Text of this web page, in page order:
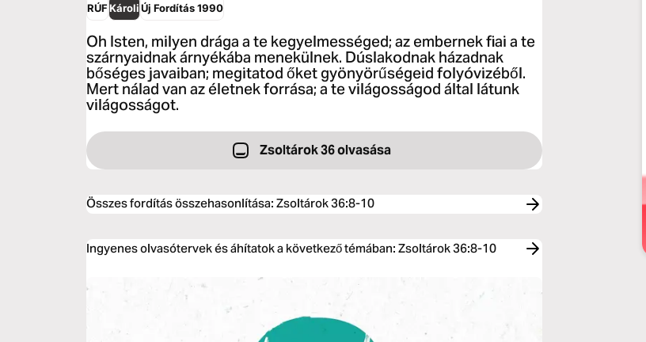
RÚF Károli Új Fordítás 1990
Oh Isten, milyen drága a te kegyelmességed; az embernek fiai a te
szárnyaidnak árnyékába menekülnek. Dúslakodnak házadnak
bőséges javaiban; megitatod őket gyönyörűségeid folyóvizéből.
Mert nálad van az életnek forrása; a te világosságod által látunk
világosságot.
Zsoltárok 36 olvasása
Összes fordítás összehasonlítása:Zsoltárok 36:8-10
Ingyenes olvasótervek és áhítatok a következő témában: Zsoltárok 36:8-10